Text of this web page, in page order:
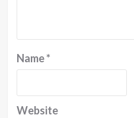
Name*
Website